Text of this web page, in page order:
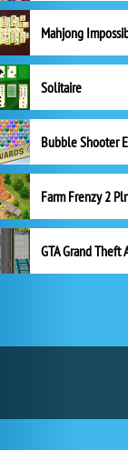
Mahjong
Solitaire
GTA Grand Theft